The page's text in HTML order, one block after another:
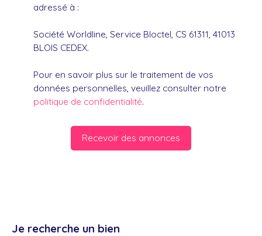
adressé à :
Société Worldline, Service Bloctel, CS 61311, 41013
BLOIS CEDEX.
Pour en savoir plus sur le traitement de vos
données personnelles, veuillez consulter notre
politique de confidentialité.
Recevoir des annonces
Je recherche un bien